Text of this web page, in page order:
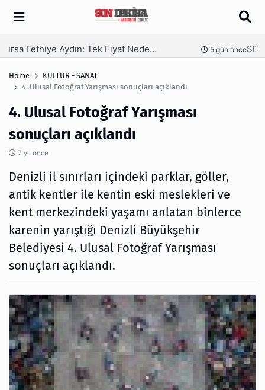
Arama 6 gün önce
Home
KÜLTÜR - SANAT
4. Ulusal Fotoğraf Yarışması sonuçları açıklandı
4. Ulusal Fotoğraf Yarışması
sonuçları açıklandı
7 yıl önce
Denizli il sınırları içindeki parklar, göller,
antik kentler ile kentin eski meslekleri ve
kent merkezindeki yaşamı anlatan binlerce
karenin yarıştığı Denizli Büyükşehir
Belediyesi 4. Ulusal Fotoğraf Yarışması
sonuçları açıklandı.